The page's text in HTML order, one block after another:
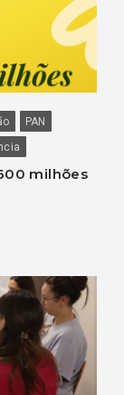
PAN
milhões